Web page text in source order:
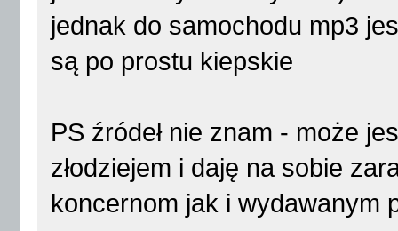
jednak do samochodu mp3
są po prostu kiepskie
PS źródeł nie znam - może
złodziejem i daję na sobie
koncernom jak i wydawanym